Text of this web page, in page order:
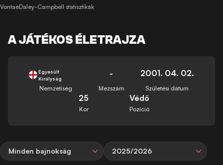
VontaeDaley-Campbell statisztikák
A JÁTÉKOS ÉLETRAJZA
Egyesült
Királyság
Nemzetiség
-
Mezszám
2001. 04. 02.
Születési dátum
25
Kor
Védő
Pozíció
Minden bajnokság 2025/2026